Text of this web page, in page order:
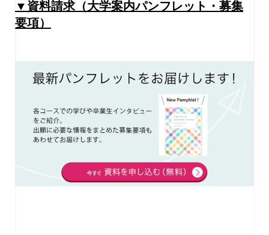
▼資料請求（大学案内パンフレット・募集
要項）